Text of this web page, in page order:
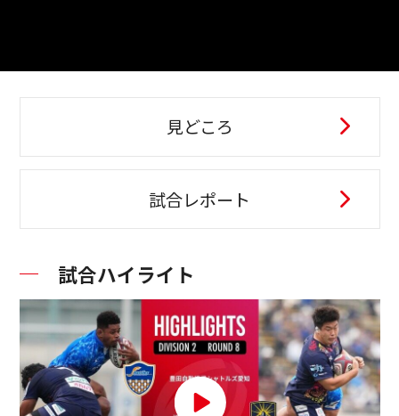
見どころ
試合レポート
試合ハイライト